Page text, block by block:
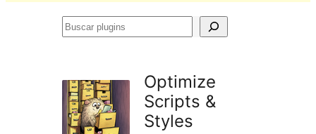
Buscar
Optimize
Scripts &
Styles